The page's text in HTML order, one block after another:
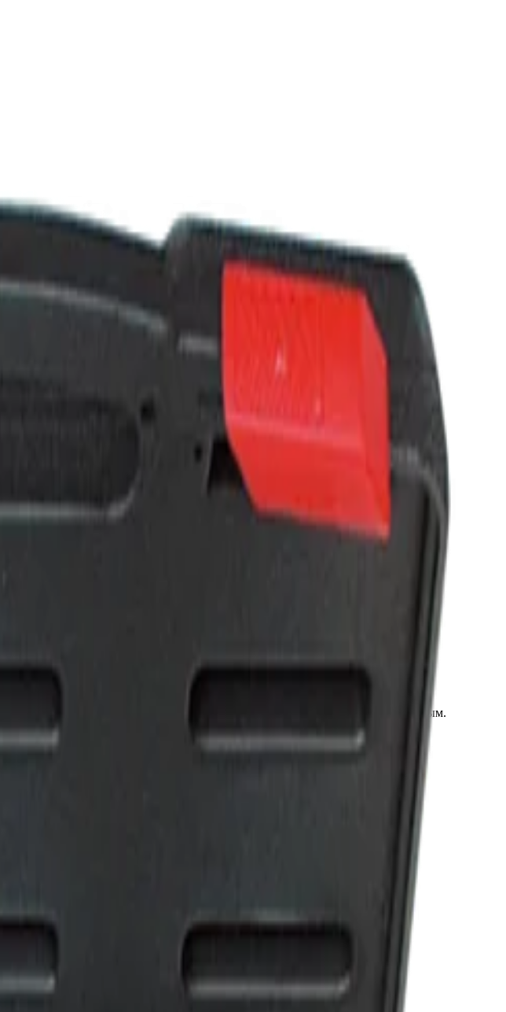
в пластиковом чемодане.
с антикоррозийным покрытием, что делает его особо прочным и долговечным.
по лучшей цене.